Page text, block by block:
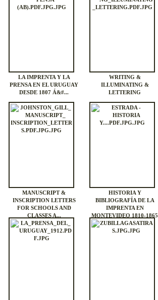
LA IMPRENTA Y LA
PRENSA EN EL URUGUAY
DESDE 1807 Á&#...
WRITING &
ILLUMINATING &
LETTERING
MANUSCRIPT &
INSCRIPTION LETTERS
FOR SCHOOLS AND
CLASSES A...
HISTORIA Y
BIBLIOGRAFÍA DE LA
IMPRENTA EN
MONTEVIDEO 1810-1865